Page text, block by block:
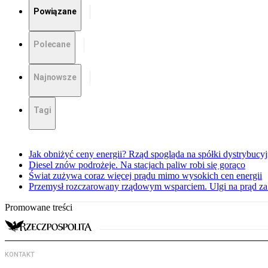
Powiązane
Polecane
Najnowsze
Tagi
Jak obniżyć ceny energii? Rząd spogląda na spółki
Diesel znów podrożeje. Na stacjach paliw robi się gorąco
Świat zużywa coraz więcej prądu mimo wysokich cen energii
Przemysł rozczarowany rządowym wsparciem. Ulgi na prąd za
Promowane treści
KONTAKT